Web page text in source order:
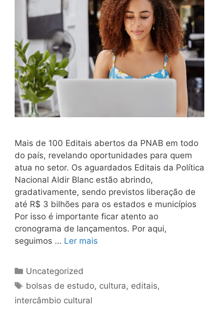
Mais de 100 Editais abertos da PNAB em todo
do país, revelando oportunidades para quem
atua no setor. Os aguardados Editais da Política
Nacional Aldir Blanc estão abrindo,
gradativamente, sendo previstos liberação de
até R$ 3 bilhões para os estados e municípios
Por isso é importante ficar atento ao
cronograma de lançamentos. Por aqui,
seguimos … Ler mais
Uncategorized
bolsas de estudo, cultura, editais,
intercâmbio cultural